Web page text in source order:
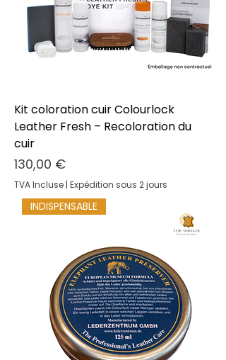
Kit coloration cuir Colourlock
Leather Fresh – Recoloration du
cuir
Prix
130,00 €
TVA Incluse | Expédition sous 2 jours
INDISPENSABLE